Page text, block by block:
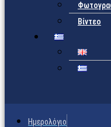
Βίντεο
Ημερολόγιο